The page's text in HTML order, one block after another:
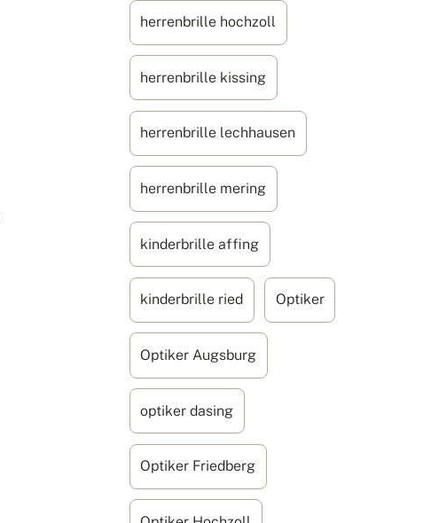
herrenbrille hochzoll
herrenbrille kissing
herrenbrille lechhausen
herrenbrille mering
kinderbrille affing
kinderbrille ried Optiker
Optiker Augsburg
optiker dasing
Optiker Friedberg